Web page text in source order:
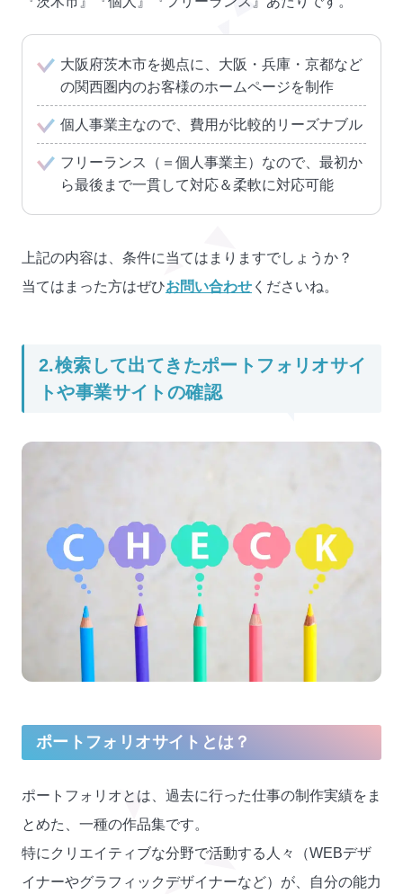
大阪府茨木市を拠点に、大阪・兵庫・京都など
の関西圏内のお客様のホームページを制作
個人事業主なので、費用が比較的リーズナブル
フリーランス（＝個人事業主）なので、最初か
ら最後まで一貫して対応＆柔軟に対応可能
上記の内容は、条件に当てはまりますでしょうか？
当てはまった方はぜひお問い合わせ くださいね。
2.検索して出てきたポートフォリオサイ
トや事業サイトの確認
ポートフォリオサイトとは？
ポートフォリオとは、過去に行った仕事の制作実績をま
とめた、一種の作品集です。
特にクリエイティブな分野で活動する人々（WEBデザ
イナーやグラフィックデザイナーなど）が、自分の能力